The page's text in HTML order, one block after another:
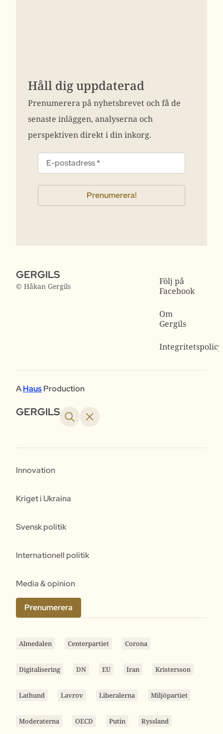
Håll dig uppdaterad
Prenumerera på nyhetsbrevet och få de
senaste inläggen, analyserna och
perspektiven direkt i din inkorg.
GERGILS
© Håkan Gergils
Följ på
Facebook
Om
Gergils
Integritetspolicy
AHausProduction
GERGILS
Innovation
Kriget i Ukraina
Svensk politik
Internationell politik
Media & opinion
Prenumerera
Almedalen Centerpartiet Corona
Digitalisering DN EU Iran Kristersson
Lathund Lavrov Liberalerna Miljöpartiet
Moderaterna OECD Putin Ryssland